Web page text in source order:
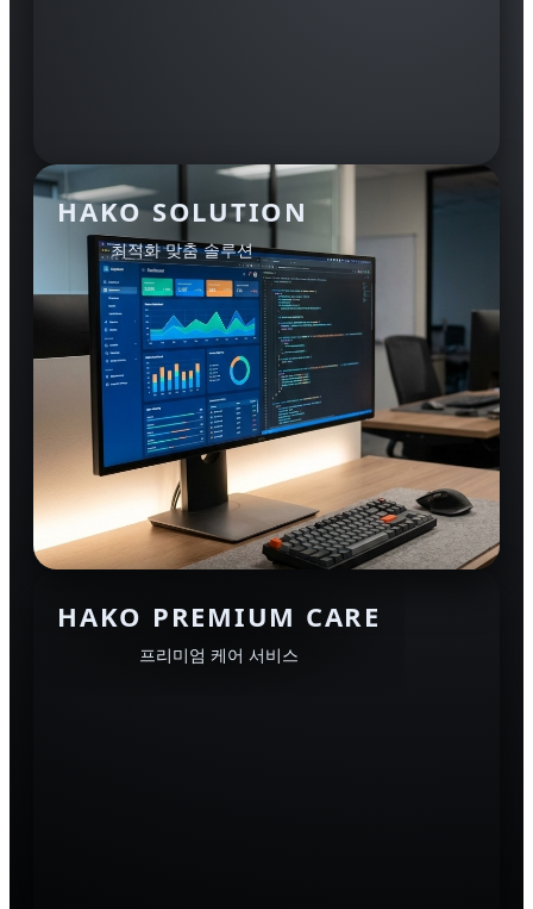
HAKO SOLUTION
최적화 맞춤 솔루션
HAKO PREMIUM CARE
프리미엄 케어 서비스